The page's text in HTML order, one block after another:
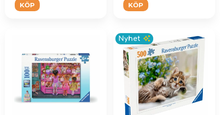
KÖP KÖP
Nyhet